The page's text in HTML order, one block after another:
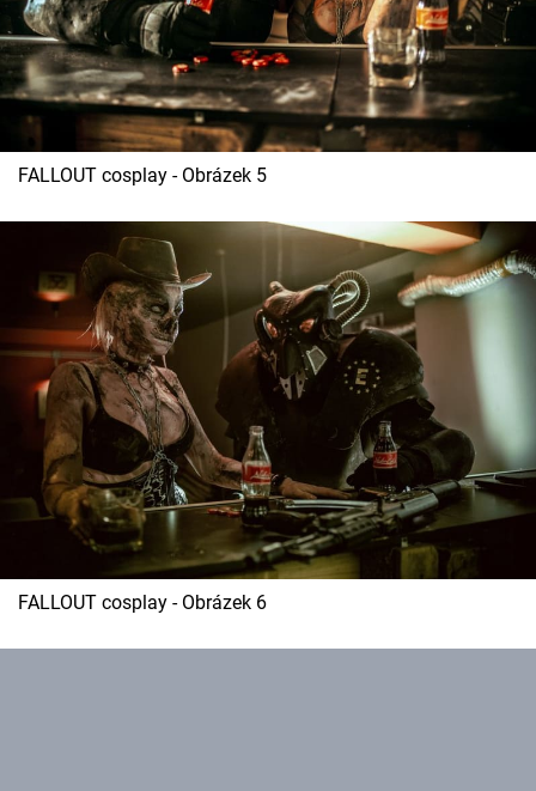
FALLOUT cosplay - Obrázek 5
FALLOUT cosplay - Obrázek 6